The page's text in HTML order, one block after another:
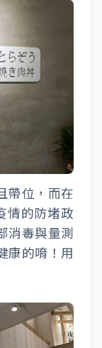
帶位，而在
情的防堵政
消毒與量測
康的唷！用